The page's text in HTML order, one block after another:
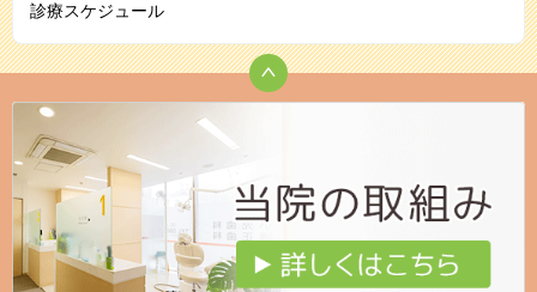
診療スケジュール